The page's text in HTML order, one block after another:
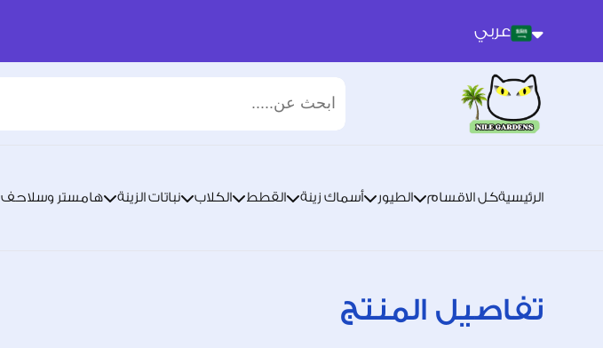
عربي
عربي
انجليزي
الرئيسيةكل الاقسام الطيور أسماك زينة القطط الكلاب نباتات الزينة هامستر وسلاحف
تفاصيل المنتج